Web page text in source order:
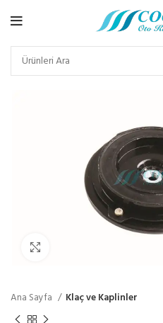
Ana Sayfa Klaç ve Kaplinler